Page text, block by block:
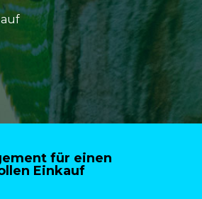
auf
für einen
Einkauf